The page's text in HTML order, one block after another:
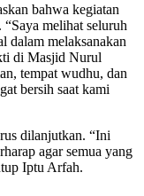
bahwa kegiatan
melihat seluruh
dalam melaksanakan
di Masjid Nurul
tempat wudhu, dan
bersih saat kami
dilanjutkan. “Ini
agar semua yang
Iptu Arfah.